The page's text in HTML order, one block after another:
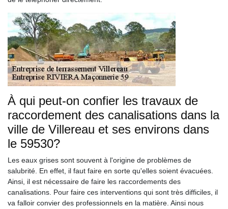
À qui peut-on confier les travaux de
raccordement des canalisations dans la
ville de Villereau et ses environs dans
le 59530?
Les eaux grises sont souvent à l'origine de problèmes de
salubrité. En effet, il faut faire en sorte qu'elles soient évacuées.
Ainsi, il est nécessaire de faire les raccordements des
canalisations. Pour faire ces interventions qui sont très difficiles, il
va falloir convier des professionnels en la matière. Ainsi nous